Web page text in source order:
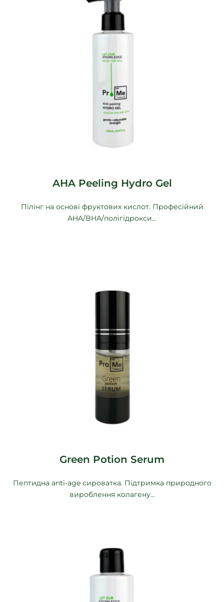
AHA Peeling Hydro Gel
Пілінг на основі фруктових кислот. Професійний
AHA/BHA/полігідрокси...
Green Potion Serum
Пептидна anti-age сироватка. Підтримка природного
вироблення колагену...